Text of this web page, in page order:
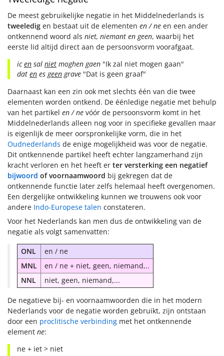
De meest gebruikelijke negatie in het Middelnederlands is
tweeledig en bestaat uit de elementen en / ne en een ander
ontkennend woord als niet, niemant en geen, waarbij het
eerste lid altijd direct aan de persoonsvorm voorafgaat.
icen sal niet moghen gaen "Ik zal niet mogen gaan"
dat en es geen grave "Dat is geen graaf"
Daarnaast kan een zin ook met slechts één van die twee
elementen worden ontkend. De éénledige negatie met behulp
van het partikel en / ne vóór de persoonsvorm komt in het
Middelnederlands alleen nog voor in specifieke gevallen maar
is eigenlijk de meer oorspronkelijke vorm, die in het
Oudnederlands de enige mogelijkheid was voor de negatie.
Dit ontkennende partikel heeft echter langzamerhand zijn
kracht verloren en het heeft er ter versterking een negatief
bijwoord of voornaamwoord bij gekregen dat de
ontkennende functie later zelfs helemaal heeft overgenomen.
Een dergelijke ontwikkeling kunnen we trouwens ook voor
andere Indo-Europese talen constateren.
Voor het Nederlands kan men dus de ontwikkeling van de
negatie als volgt samenvatten:
ONL
en / ne
MNL
en / ne + niet, geen, niemand,..
NNL
niet, geen, niemand,...
De negatieve bij- en voornaamwoorden die in het modern
Nederlands voor de negatie worden gebruikt, zijn ontstaan
door een proclitische verbinding met het ontkennende
element ne:
ne + iet > niet